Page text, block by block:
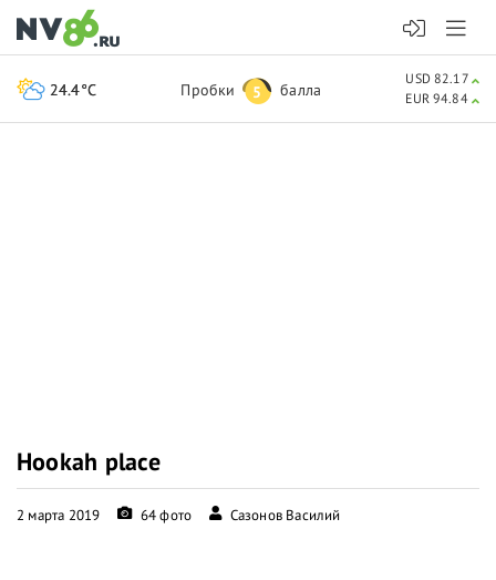
Hookah place
2 марта 2019 64 фото Сазонов Василий
24.4°C Пробки 5 балла
USD 82.17
EUR 94.84